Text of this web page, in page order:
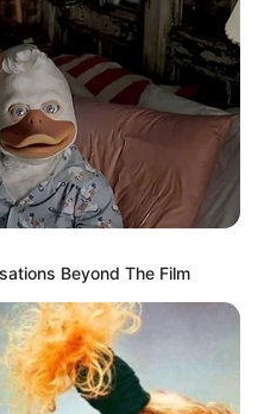
Beyond The Film